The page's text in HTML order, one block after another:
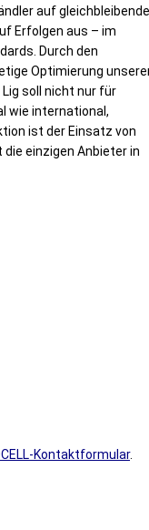
auf gleichbleibende
Erfolgen aus – im
Durch den
Optimierung
soll nicht nur für
wie international,
ist der Einsatz von
die einzigen Anbieter in
Kontaktformular.